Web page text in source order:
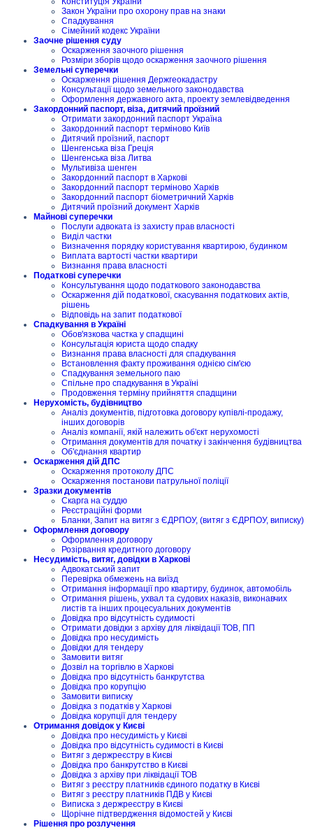
Закон України про охорону прав на знаки
Спадкування
Сімейний кодекс України
Заочне рішення суду
Оскарження заочного рішення
Розміри зборів щодо оскарження заочного рішення
Земельні суперечки
Оскарження рішення Держгеокадастру
Консультації щодо земельного законодавства
Оформлення державного акта, проекту землевідведення
Закордонний паспорт, віза, дитячий проїзний
Отримати закордонний паспорт Україна
Закордонний паспорт терміново Київ
Дитячий проїзний, паспорт
Шенгенська віза Греція
Шенгенська віза Литва
Мультивіза шенген
Закордонний паспорт в Харкові
Закордонний паспорт терміново Харків
Закордонний паспорт біометричний Харків
Дитячий проїзний документ Харків
Майнові суперечки
Послуги адвоката із захисту прав власності
Виділ частки
Визначення порядку користування квартирою, будинком
Виплата вартості частки квартири
Визнання права власності
Податкові суперечки
Консультування щодо податкового законодавства
Оскарження дій податкової, скасування податкових актів,
рішень
Відповідь на запит податкової
Спадкування в Україні
Обов'язкова частка у спадщині
Консультація юриста щодо спадку
Визнання права власності для спадкування
Встановлення факту проживання однією сім'єю
Спадкування земельного паю
Спільне про спадкування в Україні
Продовження терміну прийняття спадщини
Нерухомість, будівництво
Аналіз документів, підготовка договору купівлі-продажу,
інших договорів
Аналіз компанії, якій належить об'єкт нерухомості
Отримання документів для початку і закінчення будівництва
Об'єднання квартир
Оскарження дій ДПС
Оскарження протоколу ДПС
Оскарження постанови патрульної поліції
Зразки документів
Скарга на суддю
Реєстраційні форми
Бланки, Запит на витяг з ЄДРПОУ, (витяг з ЄДРПОУ, виписку)
Оформлення договору
Оформлення договору
Розірвання кредитного договору
Несудимість, витяг, довідки в Харкові
Адвокатський запит
Перевірка обмежень на виїзд
Отримання інформації про квартиру, будинок, автомобіль
Отримання рішень, ухвал та судових наказів, виконавчих
листів та інших процесуальних документів
Довідка про відсутність судимості
Отримати довідки з архіву для ліквідації ТОВ, ПП
Довідка про несудимість
Довідки для тендеру
Замовити витяг
Дозвіл на торгівлю в Харкові
Довідка про відсутність банкрутства
Довідка про корупцію
Замовити виписку
Довідка з податків у Харкові
Довідка корупції для тендеру
Отримання довідок у Києві
Довідка про несудимість у Києві
Довідка про відсутність судимості в Києві
Витяг з держреєстру в Києві
Довідка про банкрутство в Києві
Довідка з архіву при ліквідації ТОВ
Витяг з реєстру платників єдиного податку в Києві
Витяг з реєстру платників ПДВ у Києві
Виписка з держреєстру в Києві
Щорічне підтвердження відомостей у Києві
Рішення про розлучення